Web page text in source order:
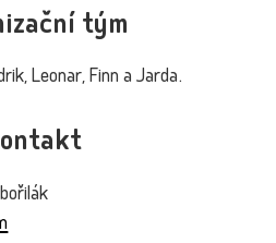
tým
Leonar, Finn a Jarda.